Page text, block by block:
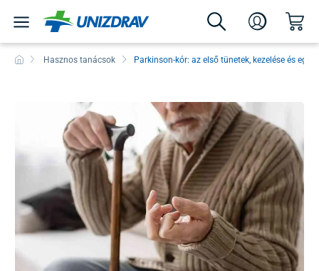
Hasznos tanácsok Parkinson-kór: az első tünetek, kezelése és